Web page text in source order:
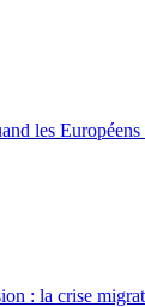
les
: la crise